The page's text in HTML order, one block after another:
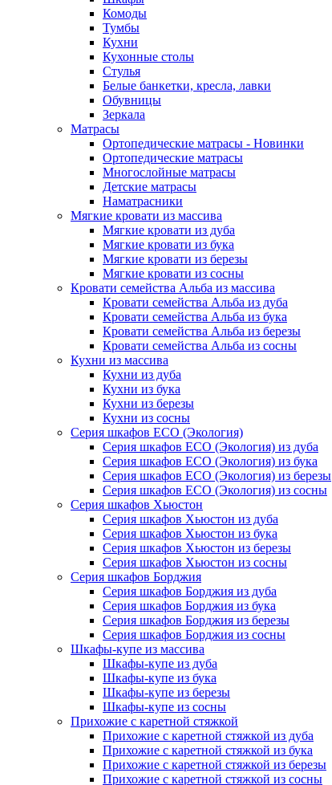
Комоды
Тумбы
Кухни
Кухонные столы
Стулья
Белые банкетки, кресла, лавки
Обувницы
Зеркала
Матрасы
Ортопедические матрасы - Новинки
Ортопедические матрасы
Многослойные матрасы
Детские матрасы
Наматрасники
Мягкие кровати из массива
Мягкие кровати из дуба
Мягкие кровати из бука
Мягкие кровати из березы
Мягкие кровати из сосны
Кровати семейства Альба из массива
Кровати семейства Альба из дуба
Кровати семейства Альба из бука
Кровати семейства Альба из березы
Кровати семейства Альба из сосны
Кухни из массива
Кухни из дуба
Кухни из бука
Кухни из березы
Кухни из сосны
Серия шкафов ECO (Экология)
Серия шкафов ECO (Экология) из дуба
Серия шкафов ECO (Экология) из бука
Серия шкафов ECO (Экология) из березы
Серия шкафов ECO (Экология) из сосны
Серия шкафов Хьюстон
Серия шкафов Хьюстон из дуба
Серия шкафов Хьюстон из бука
Серия шкафов Хьюстон из березы
Серия шкафов Хьюстон из сосны
Серия шкафов Борджия
Серия шкафов Борджия из дуба
Серия шкафов Борджия из бука
Серия шкафов Борджия из березы
Серия шкафов Борджия из сосны
Шкафы-купе из массива
Шкафы-купе из дуба
Шкафы-купе из бука
Шкафы-купе из березы
Шкафы-купе из сосны
Прихожие с каретной стяжкой
Прихожие с каретной стяжкой из дуба
Прихожие с каретной стяжкой из бука
Прихожие с каретной стяжкой из березы
Прихожие с каретной стяжкой из сосны